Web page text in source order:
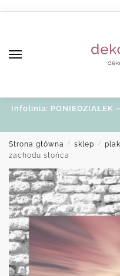
Infolinia: PONIEDZIAŁEK
Strona główna / sklep /
zachodu słońca